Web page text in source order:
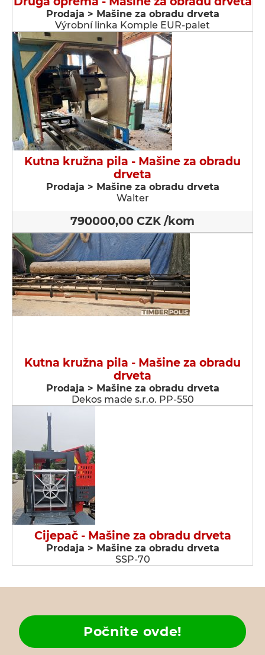
Prodaja > Мašine za obradu drveta
Výrobní linka Komple EUR-palet
Kutna kružna pila - Мašine za obradu
drveta
Prodaja > Мašine za obradu drveta
Walter
790000,00 CZK /kom
Kutna kružna pila - Мašine za obradu
drveta
Prodaja > Мašine za obradu drveta
Dekos made s.r.o. PP-550
Cijepač - Мašine za obradu drveta
Prodaja > Мašine za obradu drveta
SSP-70
Počnite ovde!